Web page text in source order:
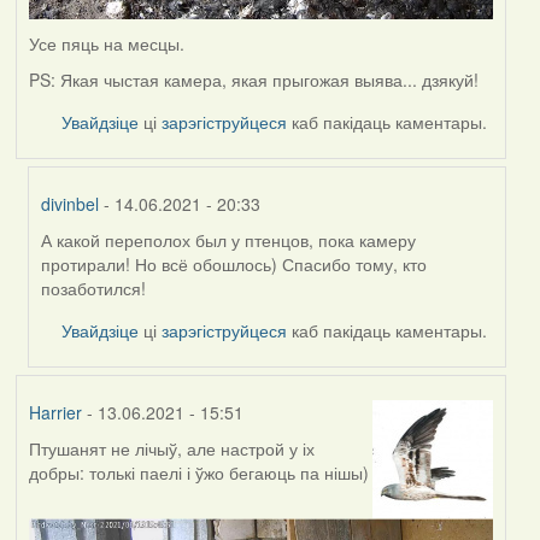
Усе пяць на месцы.
PS: Якая чыстая камера, якая прыгожая выява... дзякуй!
Увайдзіце цізарэгіструйцеся каб пакідаць каментары.
divinbel - 14.06.2021 - 20:33
In
reply
to
А какой переполох был у птенцов, пока камеру
протирали! Но всё обошлось) Спасибо тому, кто
позаботился!
Увайдзіце цізарэгіструйцеся каб пакідаць каментары.
Harrier- 13.06.2021 - 15:51
Птушанят не лічыў, але настрой у іх
добры: толькі паелі і ўжо бегаюць па нішы)